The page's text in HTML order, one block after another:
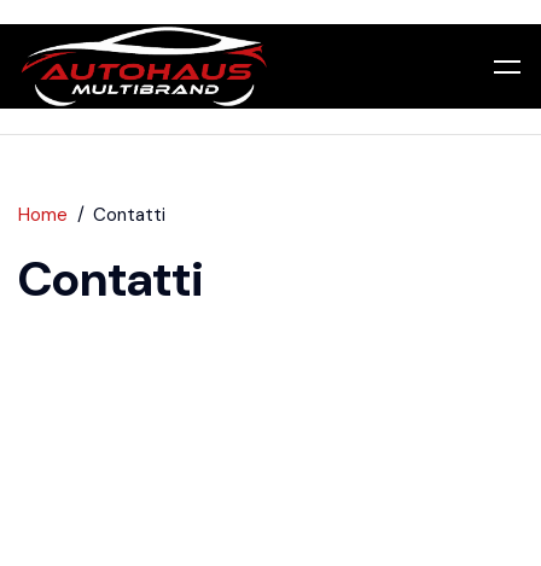
Home Contatti
Contatti